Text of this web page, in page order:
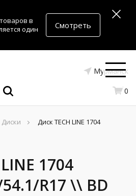
в
один
Смотреть
Мурманск
0
Диски
Диск TECH LINE 1704
1704
R17 \\ BD